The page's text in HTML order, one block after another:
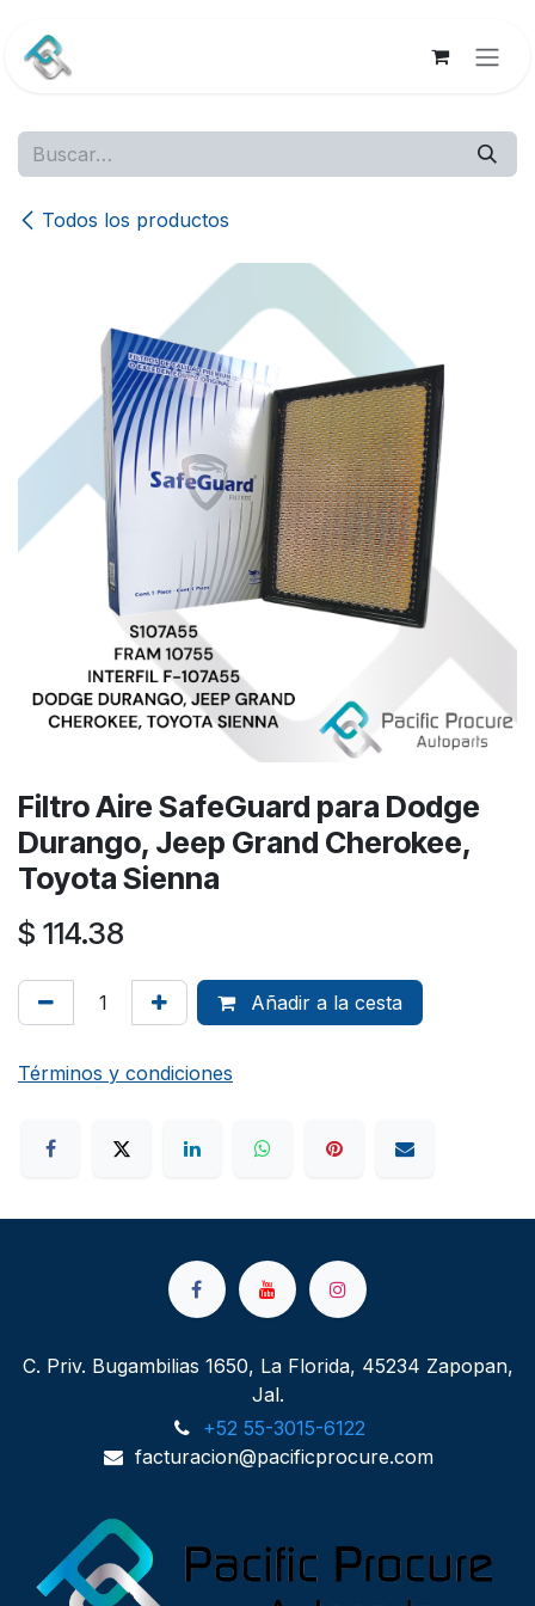
Todos los productos
Filtro Aire SafeGuard para Dodge
Durango, Jeep Grand Cherokee,
Toyota Sienna
$ 114.38
Añadir a la cesta
Términos y condiciones
C. Priv. Bugambilias 1650, La Florida, 45234 Zapopan,
Jal.
+52 55-3015-6122
facturacion@pacificprocure.com